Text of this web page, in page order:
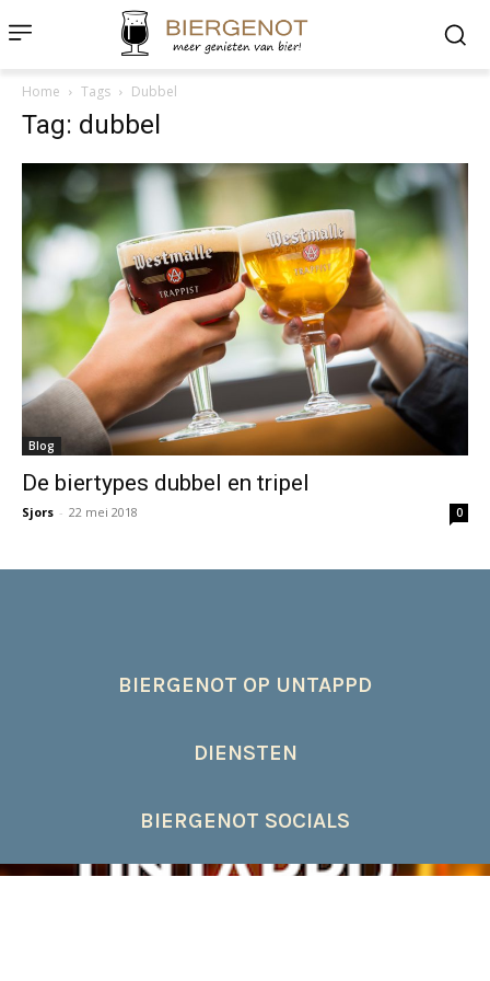
Home Tags Dubbel
Tag: dubbel
Blog
De biertypes dubbel en tripel
Sjors - 22 mei 2018 0
BIERGENOT OP UNTAPPD
DIENSTEN
BIERGENOT SOCIALS